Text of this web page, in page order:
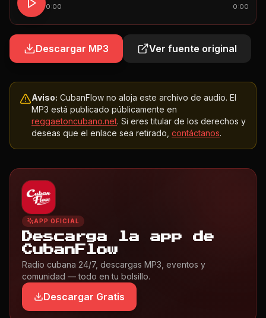
0:00 0:00
Descargar MP3 Ver fuente original
Aviso: CubanFlow no aloja este archivo de audio. El
MP3 está publicado públicamente en
reggaetoncubano.net. Si eres titular de los derechos y
deseas que el enlace sea retirado, contáctanos.
APP OFICIAL
Descarga la app de
CubanFlow
Radio cubana 24/7, descargas MP3, eventos y
comunidad — todo en tu bolsillo.
Descargar Gratis